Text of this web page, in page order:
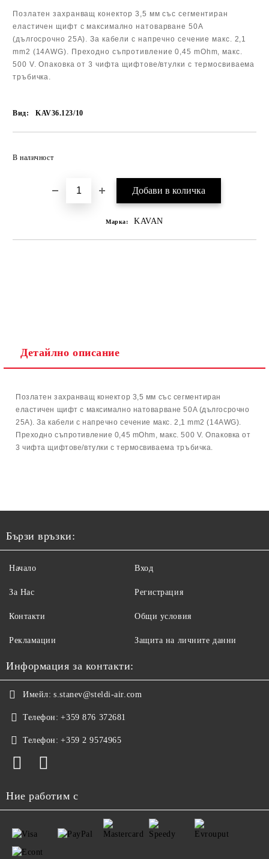
Позлатен захранващ конектор 3,5 мм със сегментиран
еластичен щифт с максимално натоварване 50A
(дългосрочно 25A). За кабели с напречно сечение макс. 2,1
mm2 (14AWG). Преходно съпротивление 0,45 mOhm, макс.
500 V. Опаковка от 3 чифта щифтове/втулки с термосвиваема
тръбичка.
Вид: KAV36.123/10
В наличност
Марка: KAVAN
Детайлно описание
Позлатен захранващ конектор 3,5 мм със сегментиран
еластичен щифт с максимално натоварване 50A (дългосрочно
25A). За кабели с напречно сечение макс. 2,1 mm2 (14AWG).
Преходно съпротивление 0,45 mOhm, макс. 500 V. Опаковка от
3 чифта щифтове/втулки с термосвиваема тръбичка.
Бързи връзки:
Начало
За Нас
Контакти
Рекламации
Вход
Регистрация
Общи условия
Защита на личните данни
Информация за контакти:
Имейл: s.stanev@steldi-air.com
Телефон: +359 876 372681
Телефон: +359 2 9574965
Ние работим с